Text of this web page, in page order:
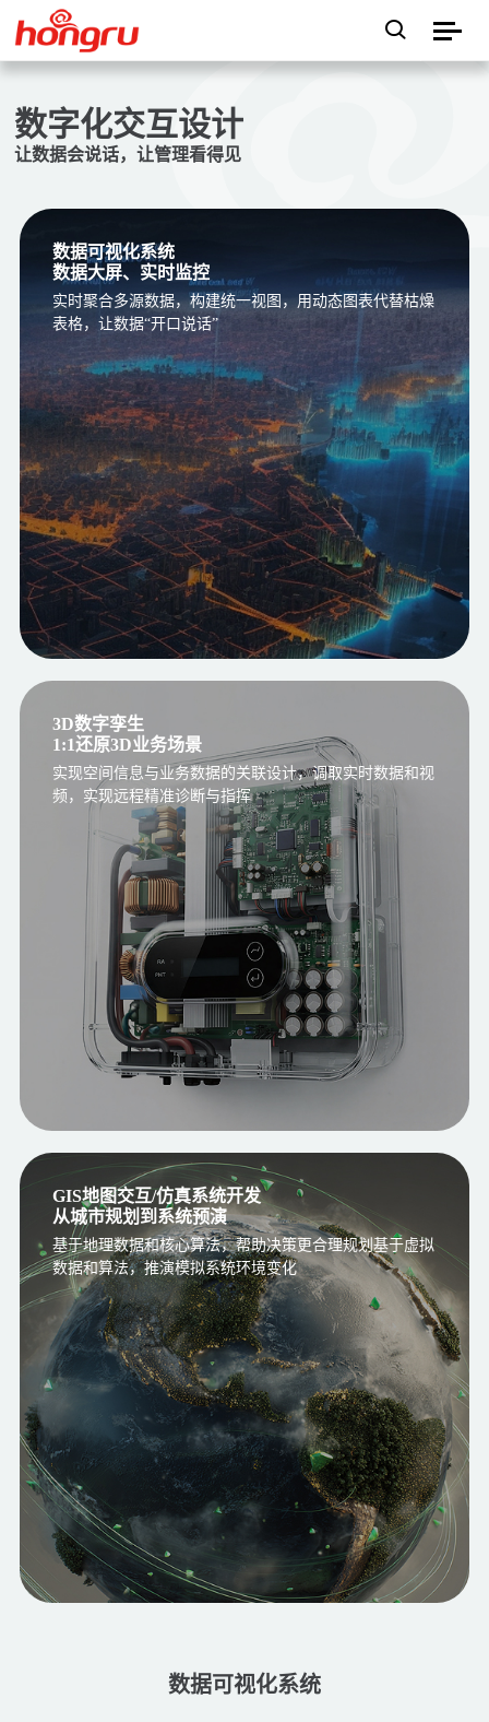
数字化交互设计
让数据会说话，让管理看得见
数据可视化系统
数据大屏、实时监控
实时聚合多源数据，构建统一视图，用动态图表代替枯燥
表格，让数据“开口说话”
3D数字孪生
1:1还原3D业务场景
实现空间信息与业务数据的关联设计，调取实时数据和视
频，实现远程精准诊断与指挥
GIS地图交互/仿真系统开发
从城市规划到系统预演
基于地理数据和核心算法，帮助决策更合理规划基于虚拟
数据和算法，推演模拟系统环境变化
数据可视化系统